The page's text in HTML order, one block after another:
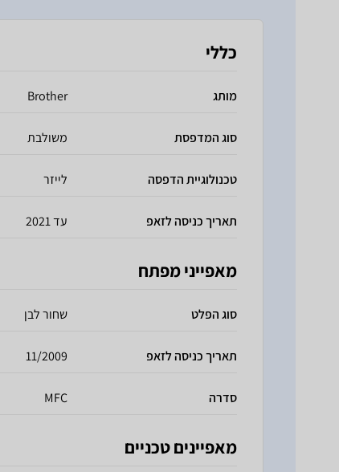
כללי
מותג Brother
סוג המדפסת משולבת
טכנולוגיית הדפסה לייזר
תאריך כניסה לזאפ עד 2021
מאפייני מפתח
סוג הפלט שחור לבן
תאריך כניסה לזאפ 11/2009
סדרה MFC
מאפיינים טכניים